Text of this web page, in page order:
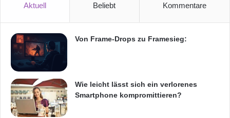
Aktuell Beliebt Kommentare
Von Frame-Drops zu Framesieg:
Wie leicht lässt sich ein verlorenes
Smartphone kompromittieren?